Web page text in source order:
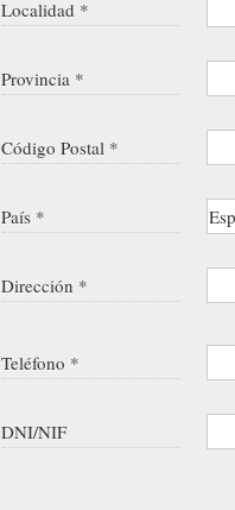
Localidad *
Provincia *
Código Postal *
País *
Dirección *
Teléfono *
DNI/NIF